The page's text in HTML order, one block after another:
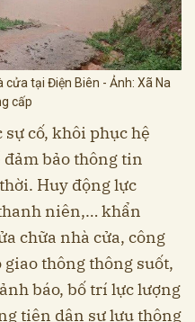
tại Điện Biên - Ảnh: Xã Na
cấp
cố, khôi phục hệ
bảo thông tin
Huy động lực
niên,… khẩn
chữa nhà cửa, công
thông thông suốt,
báo, bố trí lực lượng
tiện dân sự lưu thông